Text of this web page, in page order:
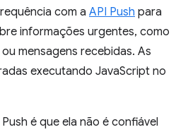
com a API Push para
informações urgentes, como
mensagens recebidas. As
executando JavaScript no
é que ela não é confiável